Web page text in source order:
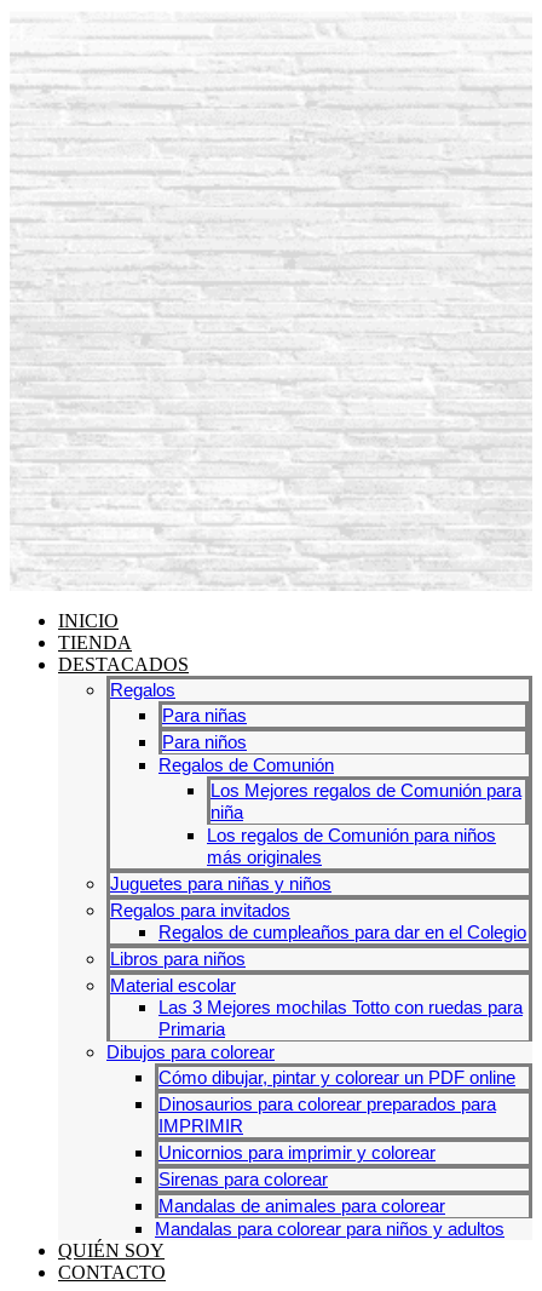
INICIO
TIENDA
DESTACADOS
Regalos
Para niñas
Para niños
Regalos de Comunión
Los Mejores regalos de Comunión para
niña
Los regalos de Comunión para niños
más originales
Juguetes para niñas y niños
Regalos para invitados
Regalos de cumpleaños para dar en el Colegio
Libros para niños
Material escolar
Las 3 Mejores mochilas Totto con ruedas para
Primaria
Dibujos para colorear
Cómo dibujar, pintar y colorear un PDF online
Dinosaurios para colorear preparados para
IMPRIMIR
Unicornios para imprimir y colorear
Sirenas para colorear
Mandalas de animales para colorear
Mandalas para colorear para niños y adultos
QUIÉN SOY
CONTACTO